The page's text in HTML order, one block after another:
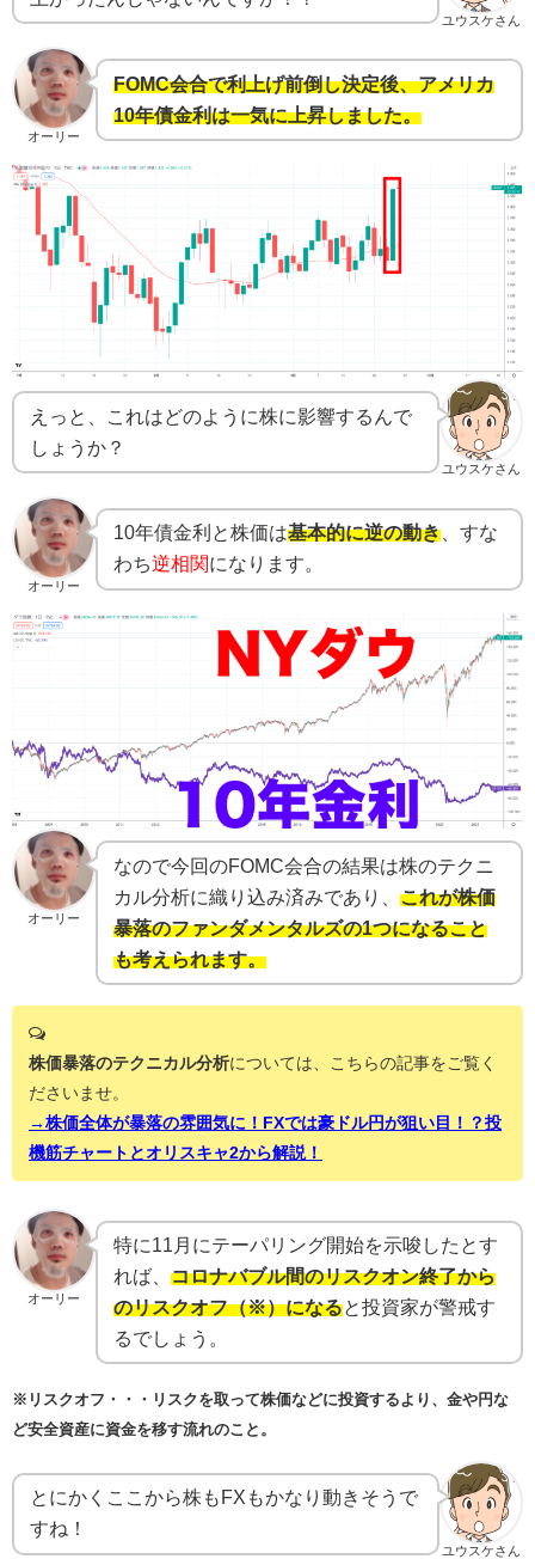
ユウスケさん
オーリー
FOMC会合で利上げ前倒し決定後、アメリカ
10年債金利は一気に上昇しました。
ユウスケさん
えっと、これはどのように株に影響するんで
しょうか？
オーリー
10年債金利と株価は基本的に逆の動き、すな
わち逆相関になります。
オーリー
なので今回のFOMC会合の結果は株のテクニ
カル分析に織り込み済みであり、 これが株価
暴落のファンダメンタルズの1つになること
も考えられます。
株価暴落のテクニカル分析については、こちらの記事をご覧く
ださいませ。
→株価全体が暴落の雰囲気に！FXでは豪ドル円が狙い目！？投
機筋チャートとオリスキャ2から解説！
オーリー
特に11月にテーパリング開始を示唆したとす
れば、 コロナバブル間のリスクオン終了から
のリスクオフ（※）になると投資家が警戒す
るでしょう。
※リスクオフ・・・リスクを取って株価などに投資するより、金や円な
ど安全資産に資金を移す流れのこと。
ユウスケさん
とにかくここから株もFXもかなり動きそうで
すね！